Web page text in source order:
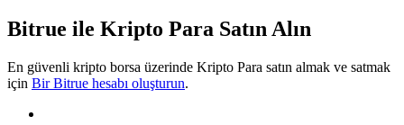
Bilgi
Bitrue ile Kripto Para Satın Alın
En güvenli kripto borsa üzerinde Kripto Para satın almak ve satmak
için Bir Bitrue hesabı oluşturun.